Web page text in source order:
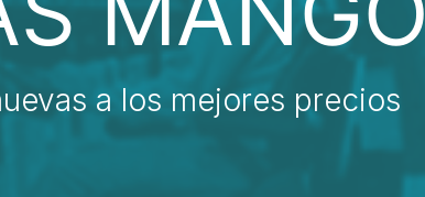
a los mejores precios